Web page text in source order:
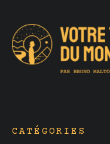
CATÉGORIES